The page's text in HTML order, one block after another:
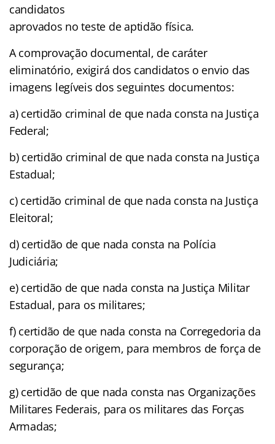
candidatos
aprovados no teste de aptidão física.
A comprovação documental, de caráter
eliminatório, exigirá dos candidatos o envio das
imagens legíveis dos seguintes documentos:
a) certidão criminal de que nada consta na Justiça
Federal;
b) certidão criminal de que nada consta na Justiça
Estadual;
c) certidão criminal de que nada consta na Justiça
Eleitoral;
d) certidão de que nada consta na Polícia
Judiciária;
e) certidão de que nada consta na Justiça Militar
Estadual, para os militares;
f) certidão de que nada consta na Corregedoria da
corporação de origem, para membros de força de
segurança;
g) certidão de que nada consta nas Organizações
Militares Federais, para os militares das Forças
Armadas;